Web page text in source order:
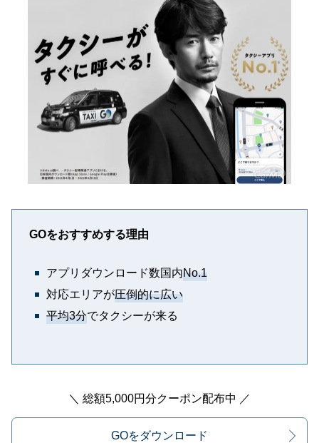
GOをおすすめする理由
アプリダウンロード数国内No.1
対応エリアが圧倒的に広い
平均3分でタクシーが来る
＼ 総額5,000円分クーポン配布中 ／
GOをダウンロード